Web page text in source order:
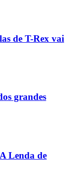
de T-Rex vai
grandes
Lenda de